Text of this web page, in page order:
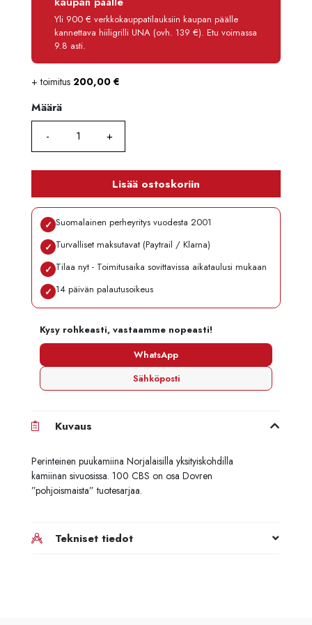
Käsittelymaksu
3,90 €/kk
Maksettava yhteensä
1 211,80 €
Yli 900 € verkkokauppatilauksiin kaupan päälle
kannettava hiiligrilli UNA (ovh. 139 €). Etu voimassa
9.8 asti.
+ toimitus 200,00 €
Määrä
Määrä
Lisää ostoskoriin
✓ Suomalainen perheyritys vuodesta 2001
✓ Turvalliset maksutavat (Paytrail / Klarna)
✓ Tilaa nyt - Toimitusaika sovittavissa aikataulusi mukaan
✓ 14 päivän palautusoikeus
Kysy rohkeasti, vastaamme nopeasti!
WhatsApp
Sähköposti
Kuvaus
Perinteinen puukamiina Norjalaisilla yksityiskohdilla
kamiinan sivuosissa. 100 CBS on osa Dovren
”pohjoismaista” tuotesarjaa.
Tekniset tiedot